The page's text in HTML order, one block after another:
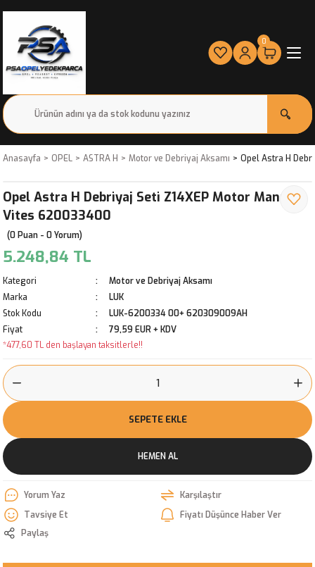
0
Anasayfa OPEL ASTRA H Motor ve Debriyaj Aksamı Opel Astra H
Opel Astra H Debriyaj Seti Z14XEP Motor Manuel
Vites 620033400
(0 Puan - 0 Yorum)
5.248,84 TL
Kategori
Motor ve Debriyaj Aksamı
Marka
LUK
Stok Kodu
LUK-6200334 00+ 620309009AH
Fiyat
79,59 EUR + KDV
*477,60 TL den başlayan taksitlerle!!
SEPETE EKLE
HEMEN AL
Yorum Yaz
Karşılaştır
Tavsiye Et
Fiyatı Düşünce Haber Ver
Paylaş